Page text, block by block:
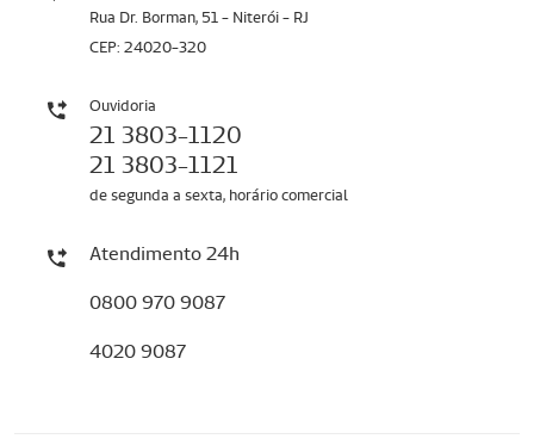
Rua Dr. Borman, 51 - Niterói - RJ
CEP: 24020-320
Ouvidoria
21 3803-1120
21 3803-1121
de segunda a sexta, horário comercial
Atendimento 24h
0800 970 9087
4020 9087